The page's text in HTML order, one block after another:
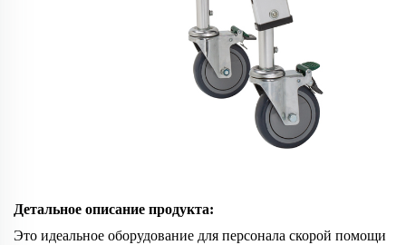
Детальное описание продукта:
Это идеальное оборудование для персонала скорой помощи